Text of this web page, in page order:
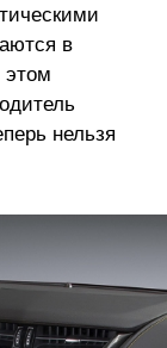
в
нельзя